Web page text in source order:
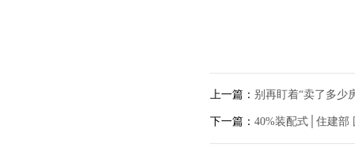
上一篇： 别再盯着“卖了多少
下一篇： 40%装配式│住建部